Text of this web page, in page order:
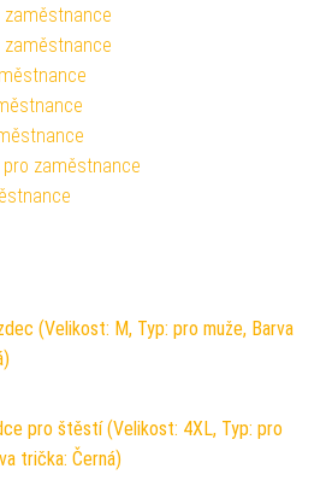
zaměstnance
zaměstnance
zaměstnance
(Velikost: M, Typ: pro muže, Barva
pro štěstí (Velikost: 4XL, Typ: pro
trička: Černá)